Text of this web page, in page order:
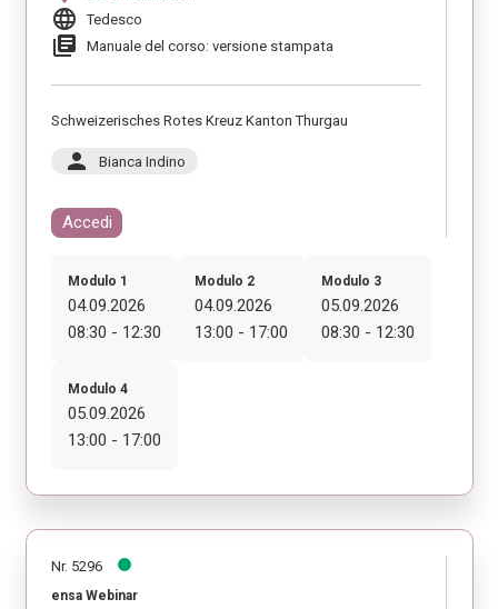
language Tedesco
library_books Manuale del corso: versione stampata
Schweizerisches Rotes Kreuz Kanton Thurgau
person Bianca Indino
Accedi
Modulo 1
04.09.2026
08:30 - 12:30
Modulo 2
04.09.2026
13:00 - 17:00
Modulo 3
05.09.2026
08:30 - 12:30
Modulo 4
05.09.2026
13:00 - 17:00
Nr. 5296
ensa Webinar